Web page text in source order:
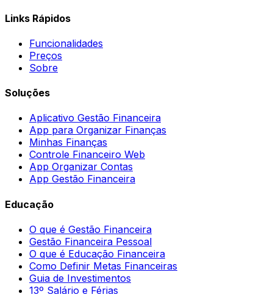
Links Rápidos
Funcionalidades
Preços
Sobre
Soluções
Aplicativo Gestão Financeira
App para Organizar Finanças
Minhas Finanças
Controle Financeiro Web
App Organizar Contas
App Gestão Financeira
Educação
O que é Gestão Financeira
Gestão Financeira Pessoal
O que é Educação Financeira
Como Definir Metas Financeiras
Guia de Investimentos
13º Salário e Férias